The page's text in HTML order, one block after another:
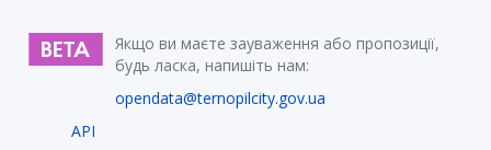
Якщо ви маєте зауваження або пропозиції,
будь ласка, напишіть нам:
opendata@ternopilcity.gov.ua
API